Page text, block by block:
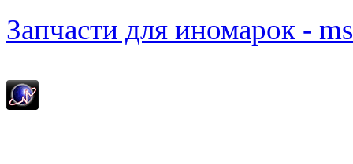
Запчасти для иномарок -